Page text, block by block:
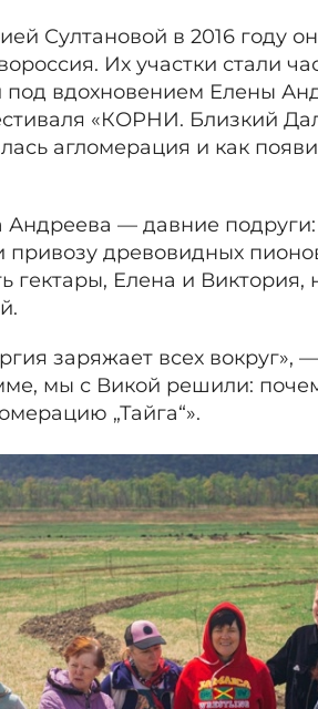
Султановой в 2016 году
Их участки стали
вдохновением Елены
«КОРНИ. Близкий
агломерация и как
— давние
привозу древовидных
гектары, Елена и
заряжает всех
мы с Викой решили:
„Тайга“».